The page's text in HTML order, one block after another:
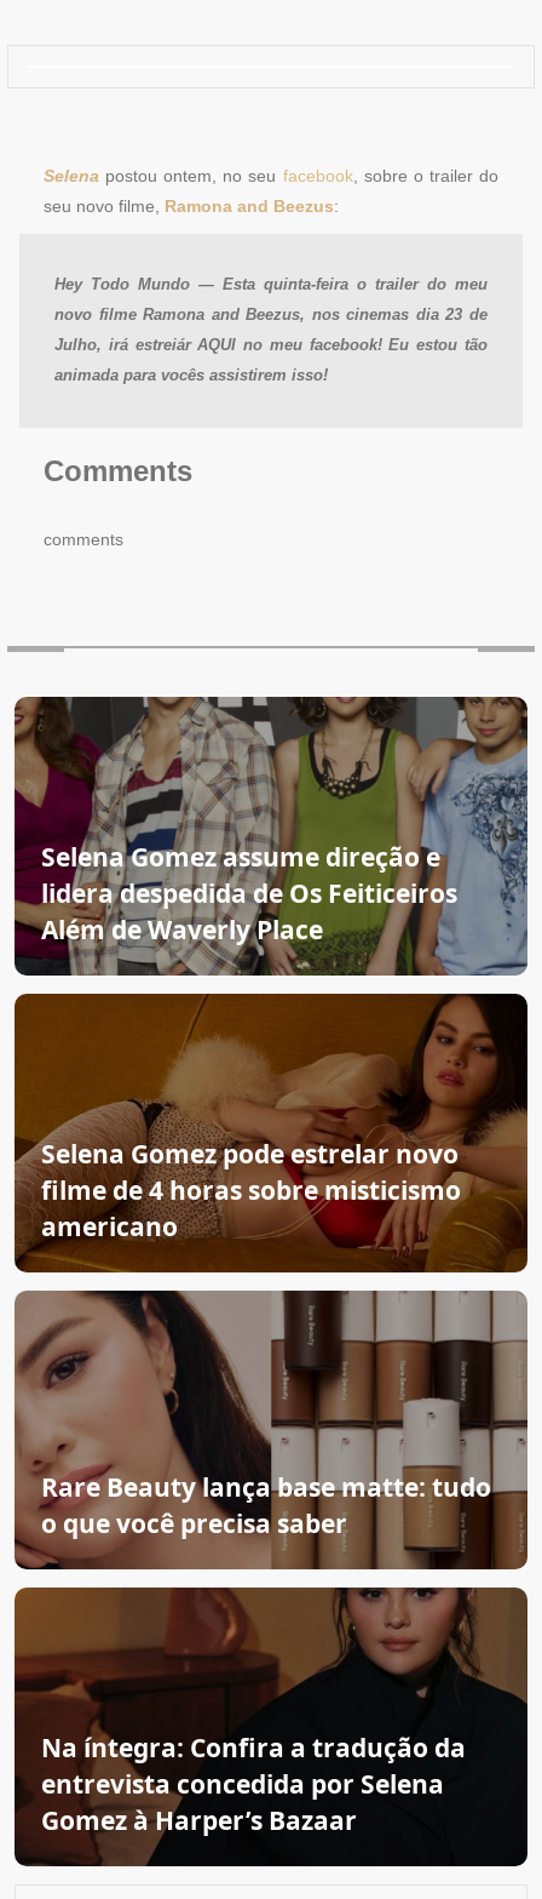
Selena postou ontem, no seu facebook, sobre o trailer do
seu novo filme,
Ramona and Beezus:
Hey Todo Mundo — Esta quinta-feira o trailer do meu
novo filme Ramona and Beezus, nos cinemas dia 23 de
Julho, irá estreiár AQUI no meu facebook! Eu estou tão
animada para vocês assistirem isso!
Comments
comments
Selena Gomez assume direção e
lidera despedida de Os Feiticeiros
Além de Waverly Place
Selena Gomez pode estrelar novo
filme de 4 horas sobre misticismo
americano
Rare Beauty lança base matte: tudo
o que você precisa saber
Na íntegra: Confira a tradução da
entrevista concedida por Selena
Gomez à Harper’s Bazaar